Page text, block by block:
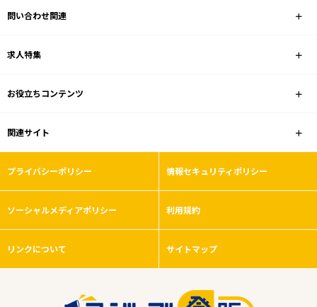
業種
から検索する
問い合わせ関連
求人特集
お役立ちコンテンツ
関連サイト
プライバシーポリシー 情報セキュリティポリシー
ソーシャルメディアポリシー 利用規約
リンクについて サイトマップ